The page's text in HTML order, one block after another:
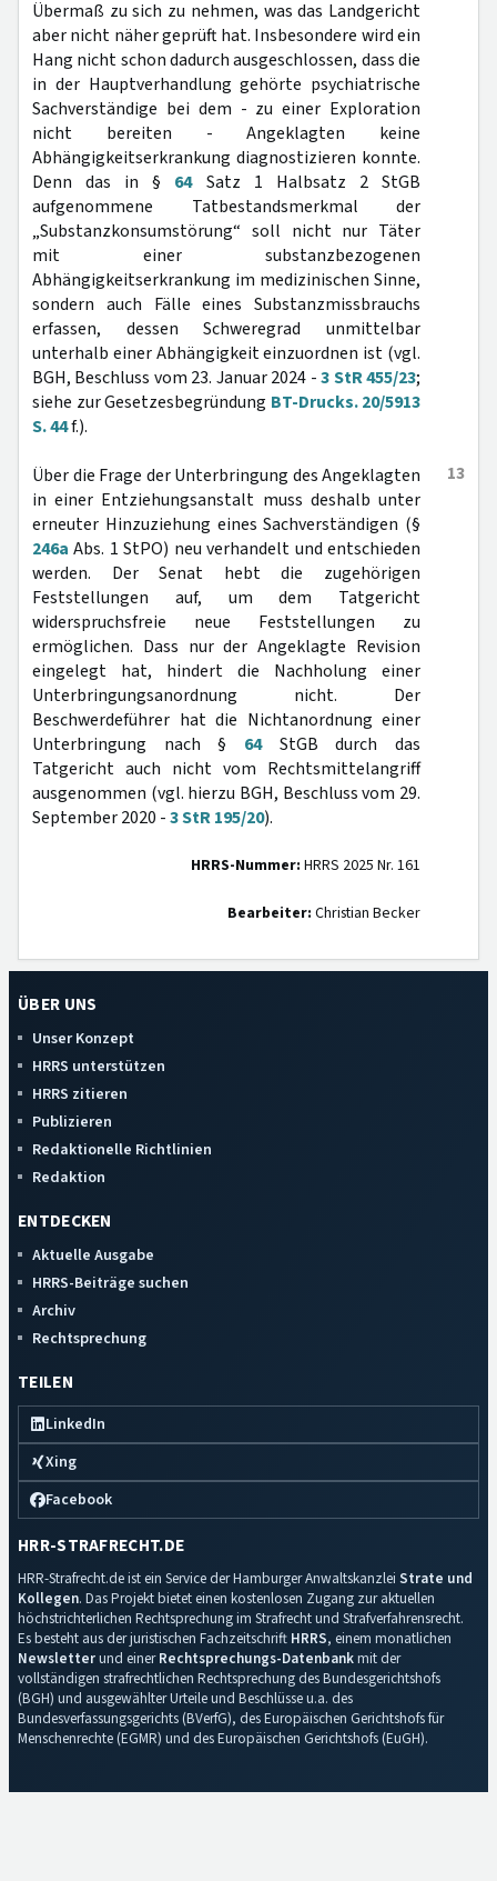
Übermaß zu sich zu nehmen, was das Landgericht
aber nicht näher geprüft hat. Insbesondere wird ein
Hang nicht schon dadurch ausgeschlossen, dass die
in der Hauptverhandlung gehörte psychiatrische
Sachverständige bei dem - zu einer Exploration
nicht bereiten - Angeklagten keine
Abhängigkeitserkrankung diagnostizieren konnte.
Denn das in § 64Satz 1 Halbsatz 2 StGB
aufgenommene Tatbestandsmerkmal der
„Substanzkonsumstörung“ soll nicht nur Täter
mit einer substanzbezogenen
Abhängigkeitserkrankung im medizinischen Sinne,
sondern auch Fälle eines Substanzmissbrauchs
erfassen, dessen Schweregrad unmittelbar
unterhalb einer Abhängigkeit einzuordnen ist (vgl.
BGH, Beschluss vom 23. Januar 2024 -3 StR 455/23;
siehe zur Gesetzesbegründung BT-Drucks. 20/5913
S. 44f.).
13
Über die Frage der Unterbringung des Angeklagten
in einer Entziehungsanstalt muss deshalb unter
erneuter Hinzuziehung eines Sachverständigen (§
246a Abs. 1 StPO) neu verhandelt und entschieden
werden. Der Senat hebt die zugehörigen
Feststellungen auf, um dem Tatgericht
widerspruchsfreie neue Feststellungen zu
ermöglichen. Dass nur der Angeklagte Revision
eingelegt hat, hindert die Nachholung einer
Unterbringungsanordnung nicht. Der
Beschwerdeführer hat die Nichtanordnung einer
Unterbringung nach § 64StGB durch das
Tatgericht auch nicht vom Rechtsmittelangriff
ausgenommen (vgl. hierzu BGH, Beschluss vom 29.
September 2020 -3 StR 195/20).
HRRS-Nummer: HRRS 2025 Nr. 161
Bearbeiter: Christian Becker
ÜBER UNS
Unser Konzept
HRRS unterstützen
HRRS zitieren
Publizieren
Redaktionelle Richtlinien
Redaktion
ENTDECKEN
Aktuelle Ausgabe
HRRS-Beiträge suchen
Archiv
Rechtsprechung
TEILEN
LinkedIn
Xing
Facebook
HRR-STRAFRECHT.DE
HRR-Strafrecht.de ist ein Service der Hamburger Anwaltskanzlei Strate und
Kollegen. Das Projekt bietet einen kostenlosen Zugang zur aktuellen
höchstrichterlichen Rechtsprechung im Strafrecht und Strafverfahrensrecht.
Es besteht aus der juristischen Fachzeitschrift HRRS, einem monatlichen
Newsletterund einerRechtsprechungs-Datenbankmit der
vollständigen strafrechtlichen Rechtsprechung des Bundesgerichtshofs
(BGH) und ausgewählter Urteile und Beschlüsse u.a. des
Bundesverfassungsgerichts (BVerfG), des Europäischen Gerichtshofs für
Menschenrechte (EGMR) und des Europäischen Gerichtshofs (EuGH).